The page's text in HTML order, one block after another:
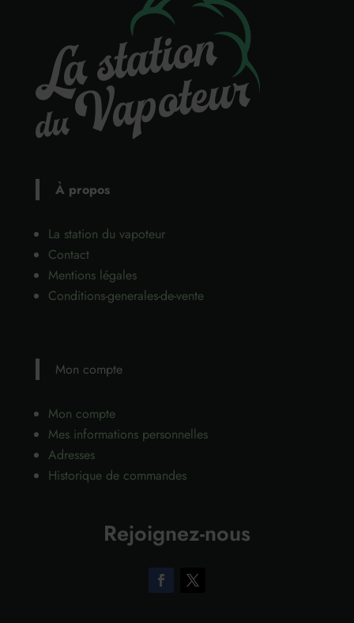
À propos
La station du vapoteur
Contact
Mentions légales
Conditions-generales-de-vente
Mon compte
Mon compte
Mes informations personnelles
Adresses
Historique de commandes
Rejoignez-nous